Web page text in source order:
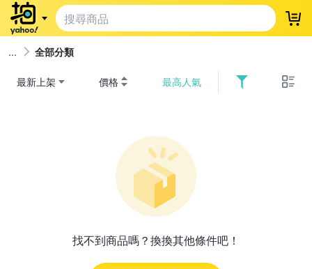
登
全部分類
最新上架 價格 最高人氣
找不到商品嗎？換換其他條件吧！